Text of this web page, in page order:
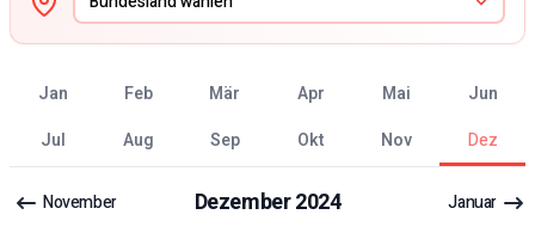
Jan Feb Mär Apr Mai
Jun
Jul
Aug Sep Okt Nov Dez
November Dezember2024 Januar